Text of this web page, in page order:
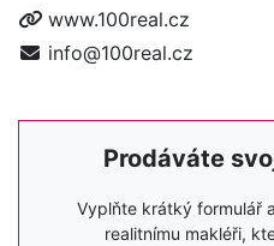
www.100real.cz
info@100real.cz
Prodáváte
Vyplňte krátký formulář
realitnímu makléři,